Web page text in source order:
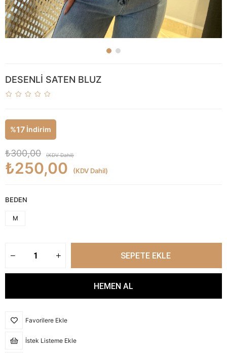
DESENLİ SATEN BLUZ
%17 İndirim
₺300,00 (KDV Dahil)
₺250,00 (KDV Dahil)
BEDEN
M
Favorilere Ekle
İstek Listeme Ekle